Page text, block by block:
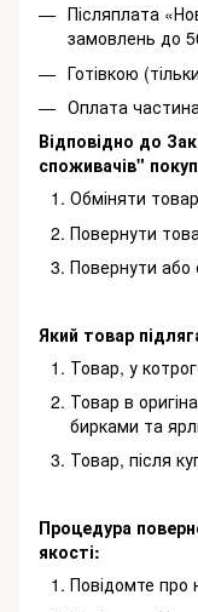
Післяплата
замовлень до
Готівкою
Оплата
Відповідно до
споживачів"
Обміняти
Повернути
Повернути або
Який товар
Товар, у
Товар в
бирками та
Товар, після
Процедура
якості:
Повідомте про